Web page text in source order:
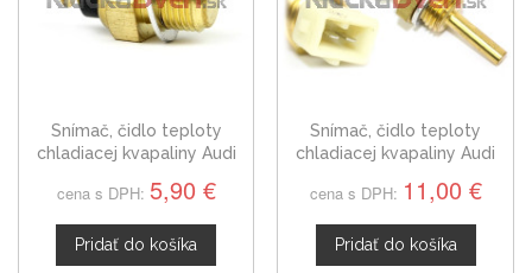
Snímač, čidlo teploty
chladiacej kvapaliny Audi
cena s DPH: 5,90 €
Pridať do košíka
Snímač, čidlo teploty
chladiacej kvapaliny Audi
cena s DPH: 11,00 €
Pridať do košíka